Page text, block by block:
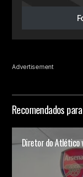
Advertisement
Recomendados
Diretor do Atlético